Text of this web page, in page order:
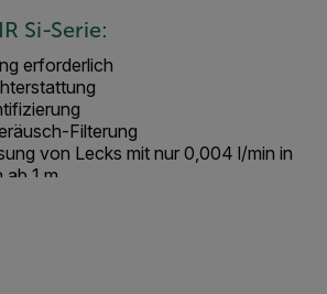
Si-Serie:
erforderlich
Filterung
von Lecks mit nur 0,004 l/min in
ab 1 m